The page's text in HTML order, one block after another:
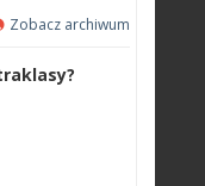
Zobacz archiwum